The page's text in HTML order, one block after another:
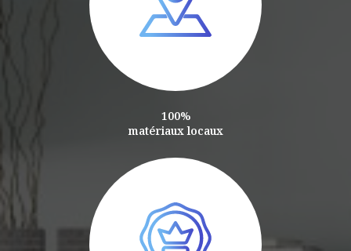
100%
matériaux locaux